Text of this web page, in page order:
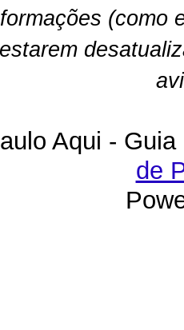
(como
Aqui -
de